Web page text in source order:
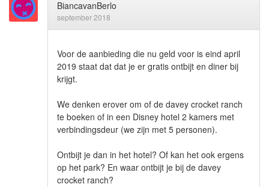
BiancavanBerlo
september 2018
Voor de aanbieding die nu geld voor is eind april
2019 staat dat dat je er gratis ontbijt en diner bij
krijgt.
We denken erover om of de davey crocket ranch
te boeken of in een Disney hotel 2 kamers met
verbindingsdeur (we zijn met 5 personen).
Ontbijt je dan in het hotel? Of kan het ook ergens
op het park? En waar ontbijt je bij de davey
crocket ranch?